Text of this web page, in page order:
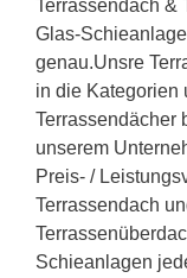
Terrassendach &
Glas-
genau.Unsre
in die Kategorien
Terrassendächer
unserem
Preis- /
Terrassendach
Schieanlagen